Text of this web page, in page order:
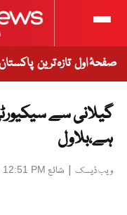
صفحۂ اول تازہ ترین
گیلانی سے
ہے،بلاول
ویب ڈیسک | شائع PM